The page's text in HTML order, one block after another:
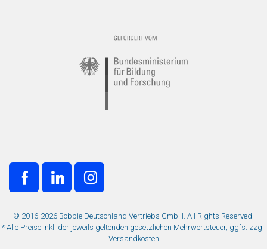
© 2016-2026 Bobbie Deutschland Vertriebs GmbH. All Rights Reserved.
* Alle Preise inkl. der jeweils geltenden gesetzlichen Mehrwertsteuer, ggfs. zzgl.
Versandkosten